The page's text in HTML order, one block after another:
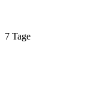
7 Tage